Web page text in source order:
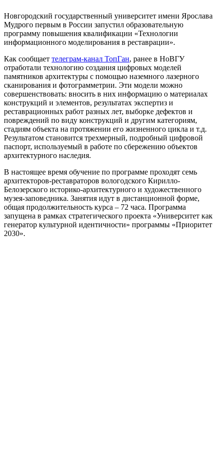
Новгородский государственный университет имени Ярослава
Мудрого первым в России запустил образовательную
программу повышения квалификации «Технологии
информационного моделирования в реставрации».
Как сообщает телеграм-канал ТопГан, ранее в НоВГУ
отработали технологию создания цифровых моделей
памятников архитектуры с помощью наземного лазерного
сканирования и фотограмметрии. Эти модели можно
совершенствовать: вносить в них информацию о материалах
конструкций и элементов, результатах экспертиз и
реставрационных работ разных лет, выборке дефектов и
повреждений по виду конструкций и другим категориям,
стадиям объекта на протяжении его жизненного цикла и т.д.
Результатом становится трехмерный, подробный цифровой
паспорт, используемый в работе по сбережению объектов
архитектурного наследия.
В настоящее время обучение по программе проходят семь
архитекторов-реставраторов вологодского Кирилло-
Белозерского историко-архитектурного и художественного
музея-заповедника. Занятия идут в дистанционной форме,
общая продолжительность курса – 72 часа. Программа
запущена в рамках стратегического проекта «Университет как
генератор культурной идентичности» программы «Приоритет
2030».